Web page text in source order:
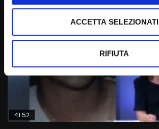
ACCETTA SELEZIONATI
RIFIUTA
41:52